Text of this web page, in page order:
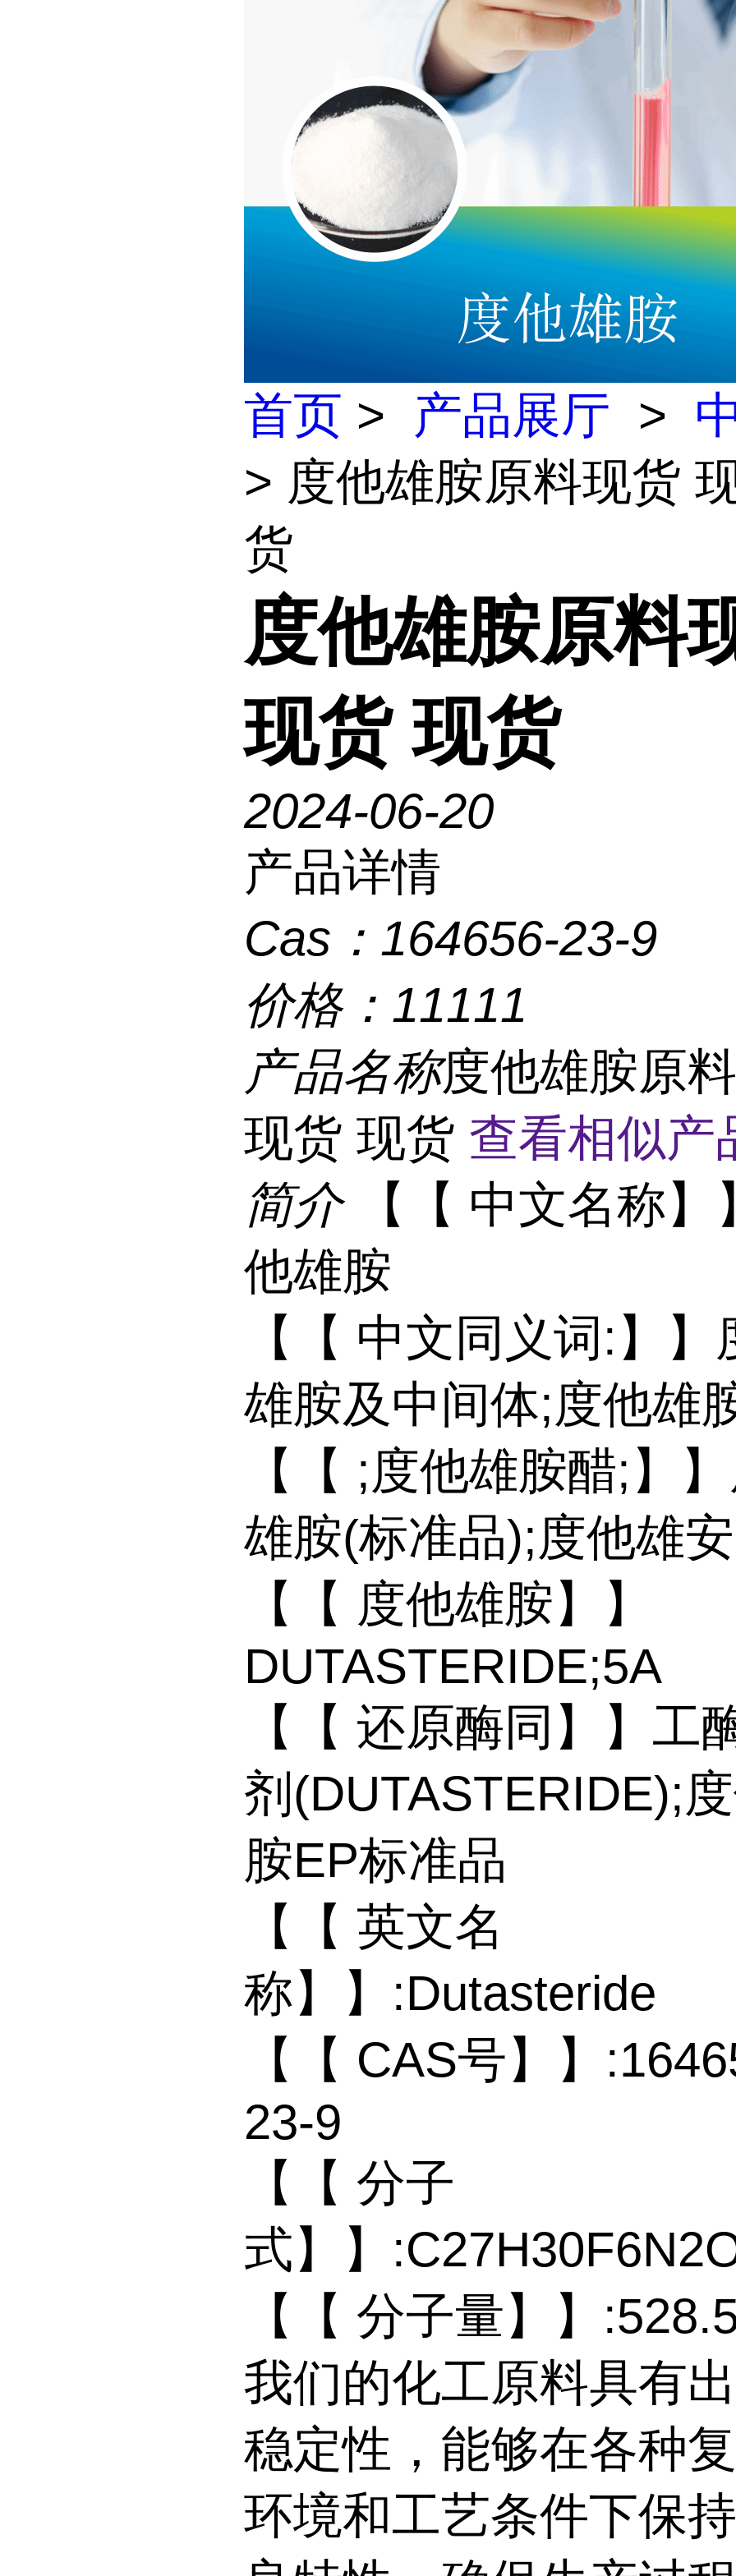
首页 > 产品展厅 >
> 度他雄胺原料现货
货
度他雄胺原料
现货 现货
2024-06-20
产品详情
Cas： 164656-23-9
价格： 11111
产品名称度他雄胺原
现货 现货 查看相似
简介
【【 中文名称】
他雄胺
【【 中文同义词:】】
雄胺及中间体;度他雄
【【 ;度他雄胺醋;】
雄胺(标准品);度他雄
【【 度他雄胺】】
DUTASTERIDE;5Α
【【 还原酶同】】工
剂(DUTASTERIDE);
胺EP标准品
【【 英文名
称】】:Dutasteride
【【 CAS号】】
23-9
【【 分子
式】】
【【 分子量】】
我们的化工原料具有
稳定性，能够在各种
环境和工艺条件下保